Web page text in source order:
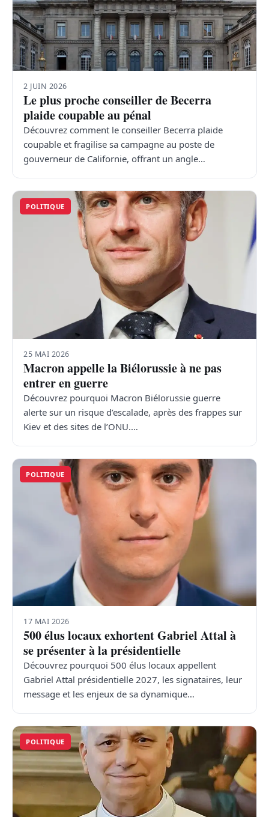
2 JUIN 2026
Le plus proche conseiller de Becerra
plaide coupable au pénal
Découvrez comment le conseiller Becerra plaide
coupable et fragilise sa campagne au poste de
gouverneur de Californie, offrant un angle…
POLITIQUE
25 MAI 2026
Macron appelle la Biélorussie à ne pas
entrer en guerre
Découvrez pourquoi Macron Biélorussie guerre
alerte sur un risque d’escalade, après des frappes sur
Kiev et des sites de l’ONU.…
POLITIQUE
17 MAI 2026
500 élus locaux exhortent Gabriel Attal à
se présenter à la présidentielle
Découvrez pourquoi 500 élus locaux appellent
Gabriel Attal présidentielle 2027, les signataires, leur
message et les enjeux de sa dynamique…
POLITIQUE